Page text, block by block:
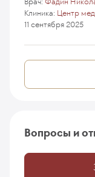
Клиника: Центр
11 сентября 2025
Вопросы и